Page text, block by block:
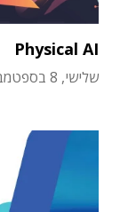
Physical AI
שלישי, 8 בספטמבר 2026